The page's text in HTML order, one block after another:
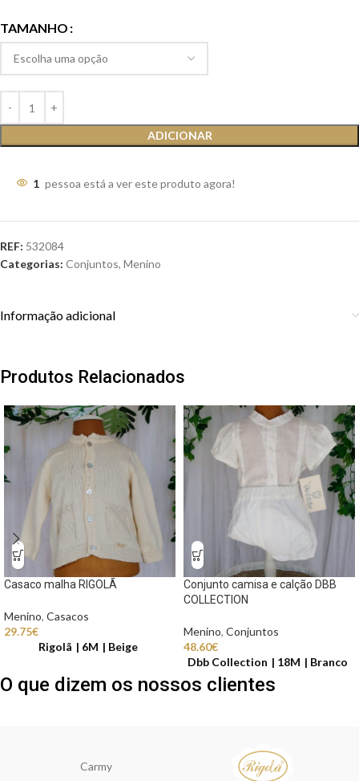
TAMANHO
ADICIONAR
1 pessoa está a ver este produto agora!
REF: 532084
Categorias: Conjuntos, Menino
Informação adicional
Produtos Relacionados
Casaco malha RIGOLÃ
Menino, Casacos
29.75€
Rigolã
6M Beige
Conjunto camisa e calção DBB
COLLECTION
Menino, Conjuntos
48.60€
Dbb Collection
18M Branco
O que dizem os nossos clientes
Carmy